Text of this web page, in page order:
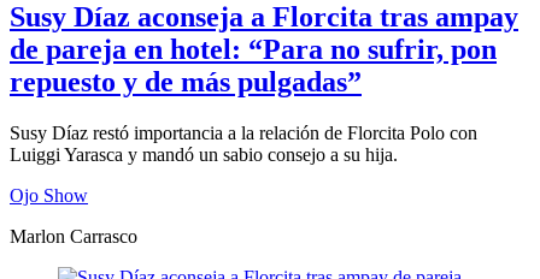
Susy Díaz aconseja a Florcita tras ampay
de pareja en hotel: “Para no sufrir, pon
repuesto y de más pulgadas”
Susy Díaz restó importancia a la relación de Florcita Polo con
Luiggi Yarasca y mandó un sabio consejo a su hija.
Ojo Show
Marlon Carrasco